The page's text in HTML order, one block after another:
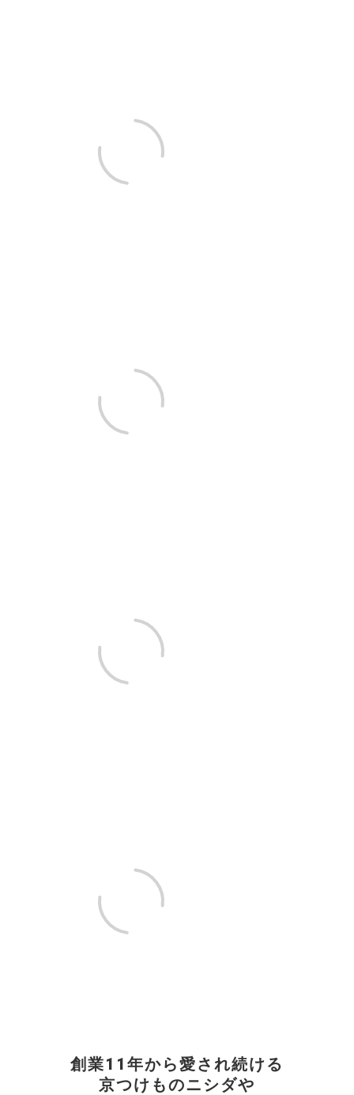
創業11年から愛され続ける
京つけものニシダや